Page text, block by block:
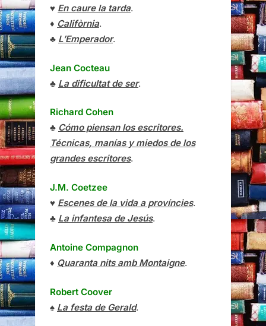
♥ En caure la tarda.
♦ Califòrnia.
♣ L’Emperador.
Jean Cocteau
♣ La dificultat de ser.
Richard Cohen
♣ Cómo piensan los escritores.
Técnicas, manías y miedos de los
grandes escritores.
J.M. Coetzee
♥ Escenes de la vida a províncies.
♣ La infantesa de Jesús.
Antoine Compagnon
♦ Quaranta nits amb Montaigne.
Robert Coover
♠ La festa de Gerald.